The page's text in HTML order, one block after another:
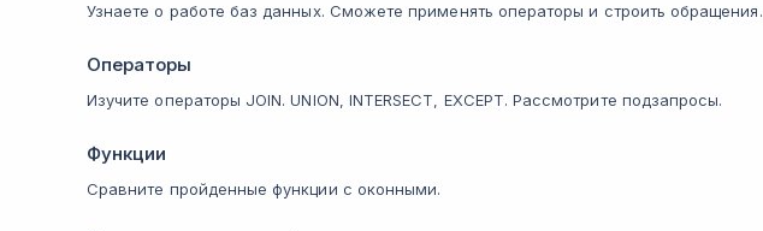
Узнаете о работе баз данных. Сможете применять операторы и строить обращения.
Операторы
Изучите операторы JOIN. UNION, INTERSECT, EXCEPT. Рассмотрите подзапросы.
Функции
Сравните пройденные функции с оконными.